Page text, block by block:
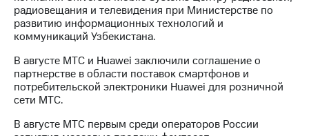
радиовещания и телевидения при Министерстве по
развитию информационных технологий и
коммуникаций Узбекистана.
В августе МТС и Huawei заключили соглашение о
партнерстве в области поставок смартфонов и
потребительской электроники Huawei для розничной
сети МТС.
В августе МТС первым среди операторов России